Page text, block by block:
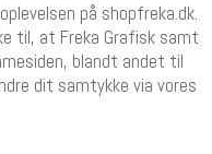
på shopfreka.dk.
til, at Freka Grafisk samt
blandt andet til
dit samtykke via vores